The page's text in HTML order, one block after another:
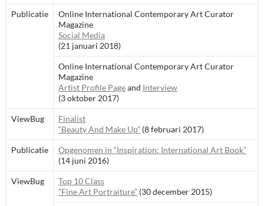
Publicatie
Online International Contemporary Art Curator
Magazine
Social Media
(21 januari 2018)
Online International Contemporary Art Curator
Magazine
Artist Profile Pageand Interview
(3 oktober 2017)
ViewBug
Finalist
“Beauty And Make Up” (8 februari 2017)
Publicatie
Opgenomen in “Inspiration: International Art Book”
(14 juni 2016)
ViewBug
Top 10 Class
“Fine Art Portraiture” (30 december 2015)